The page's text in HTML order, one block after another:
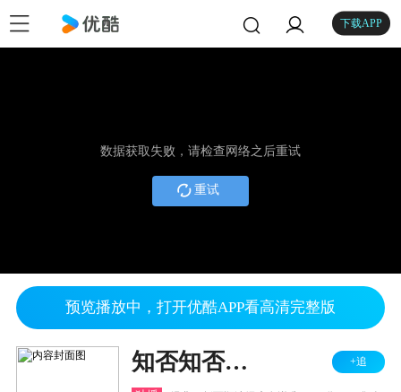
下载APP
数据获取失败，请检查网络之后重试
重试
预览播放中，打开优酷APP看高清完整版
知否知否应是绿肥红瘦 TV版 +追